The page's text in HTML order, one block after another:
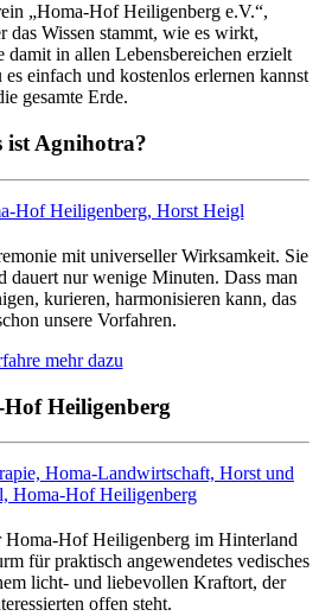
„Homa-Hof Heiligenberg e.V.“,
Wissen stammt, wie es wirkt,
damit in allen Lebensbereichen erzielt
einfach und kostenlos erlernen kannst
gesamte Erde.
ist Agnihotra?
mit universeller Wirksamkeit. Sie
dauert nur wenige Minuten. Dass man
kurieren, harmonisieren kann, das
unsere Vorfahren.
mehr dazu
Heiligenberg
Homa-Hof Heiligenberg im Hinterland
für praktisch angewendetes vedisches
licht- und liebevollen Kraftort, der
offen steht.